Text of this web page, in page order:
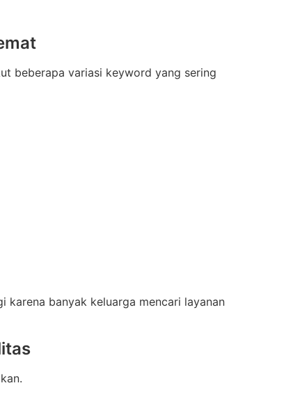
beberapa variasi keyword yang sering
banyak keluarga mencari layanan